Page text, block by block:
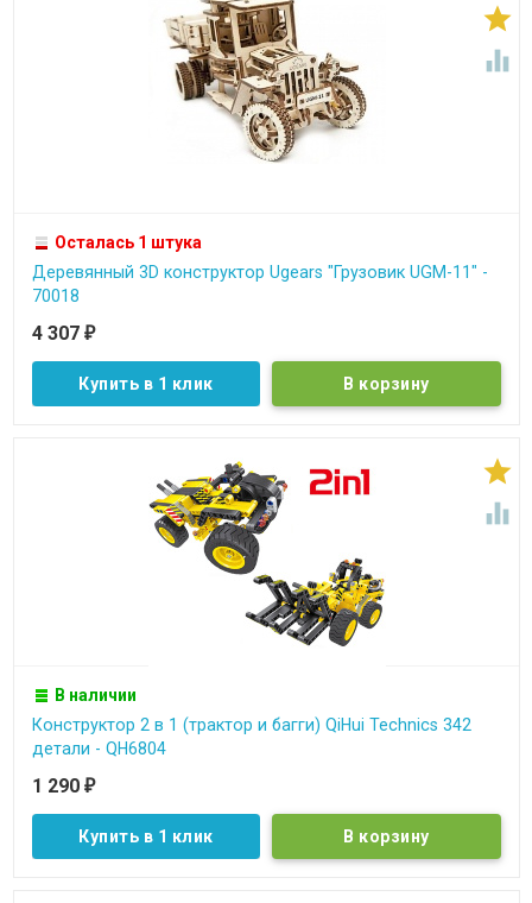


Осталась 1 штука
Деревянный 3D конструктор Ugears "Грузовик UGM-11" -
70018
4 307 ₽
Купить в 1 клик


В наличии
Конструктор 2 в 1 (трактор и багги) QiHui Technics 342
детали - QH6804
1 290 ₽
Купить в 1 клик